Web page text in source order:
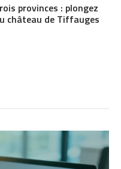
provinces : plongez
château de Tiffauges